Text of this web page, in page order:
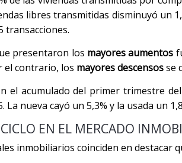
libres transmitidas disminuyó un
transacciones.
presentaron los mayores aumentos
el contrario, los mayores descensosse
el acumulado del primer trimestre
La nueva cayó un 5,3% y la usada un
EN EL MERCADO
inmobiliarios coinciden en destacar